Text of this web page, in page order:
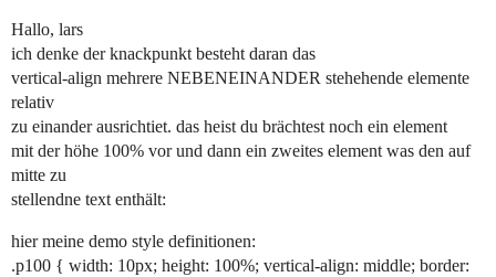
Hallo, lars
ich denke der knackpunkt besteht daran das
vertical-align mehrere NEBENEINANDER stehehende elemente
relativ
zu einander ausrichtiet. das heist du brächtest noch ein element
mit der höhe 100% vor und dann ein zweites element was den auf
mitte zu
stellendne text enthält:
hier meine demo style definitionen:
.p100 { width: 10px; height: 100%; vertical-align: middle; border: